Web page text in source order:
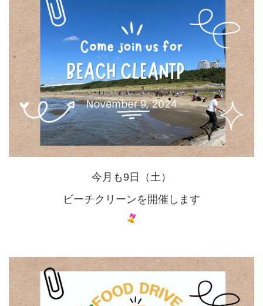
今月も9日（土）
ビーチクリーンを開催します